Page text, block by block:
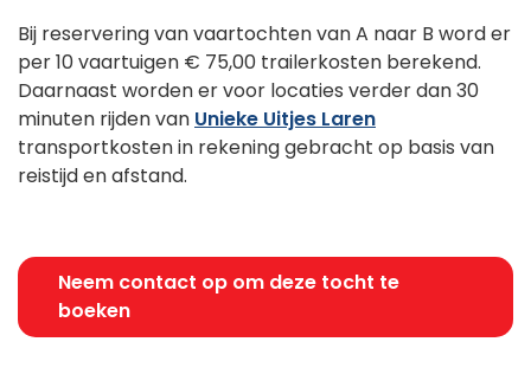
Bij reservering van vaartochten van A naar B word er
per 10 vaartuigen € 75,00 trailerkosten berekend.
Daarnaast worden er voor locaties verder dan 30
minuten rijden van Unieke Uitjes Laren
transportkosten in rekening gebracht op basis van
reistijd en afstand.
Neem contact op om deze tocht te
boeken